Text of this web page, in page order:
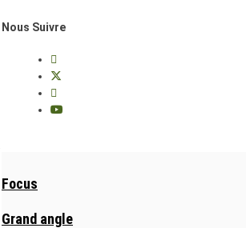
Nous Suivre
Focus
Grand angle